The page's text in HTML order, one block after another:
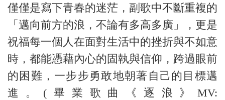
僅僅是寫下青春的迷茫，副歌中不斷重複的
「邁向前方的浪，不論有多高多廣」，更是
祝福每一個人在面對生活中的挫折與不如意
時，都能憑藉內心的固執與信仰，跨過眼前
的困難，一步步勇敢地朝著自己的目標邁
進。(畢業歌曲《逐浪》MV: